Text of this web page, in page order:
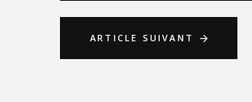
ARTICLE SUIVANT